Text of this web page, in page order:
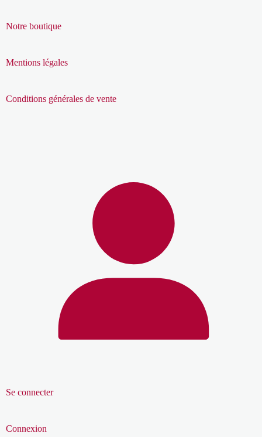
Notre boutique
Mentions légales
Conditions générales de vente
Se connecter
Connexion